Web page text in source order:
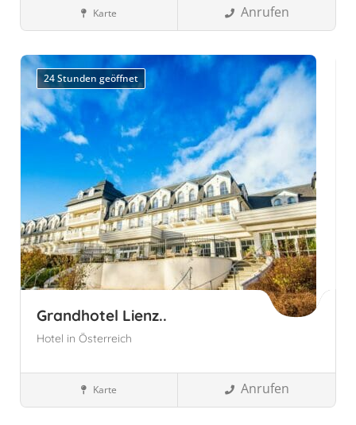
Wellnesshotels
Bozen - Südtirol
Karte Anrufen
24 Stunden geöffnet
Grandhotel Lienz..
Hotel in Österreich
WellnesshotelsKarte Anrufen